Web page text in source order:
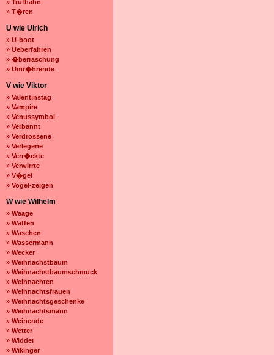
» Truthahn
» T�ren
U wie Ulrich
» U-boot
» Ueberfahren
» �berraschung
» Umr�hrende
V wie Viktor
» Valentinstag
» Vampire
» Venussymbol
» Verbannt
» Verdrossene
» Verlegene
» Verr�ckte
» Verwirrte
» V�gel
» Vogel-zeigen
W wie Wilhelm
» Waage
» Waffen
» Waschen
» Wassermann
» Wecker
» Weihnachstbaum
» Weihnachstbaumschmuck
» Weihnachten
» Weihnachtsfrauen
» Weihnachtsgeschenke
» Weihnachtsmann
» Weinende
» Wetter
» Widder
» Wikinger